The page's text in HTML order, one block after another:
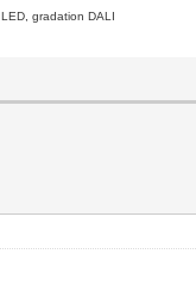
gradation DALI